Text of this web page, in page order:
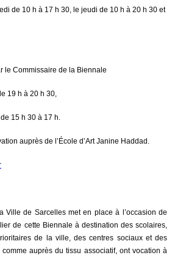
de 10 h à 17 h 30, le jeudi de 10 h à 20 h 30 et
le Commissaire de la Biennale
19 h à 20 h 30,
15 h 30 à 17 h.
auprès de l’École d’Art Janine Haddad.
Ville de Sarcelles met en place à l’occasion de
de cette Biennale à destination des scolaires,
de la ville, des centres sociaux et des
auprès du tissu associatif, ont vocation à